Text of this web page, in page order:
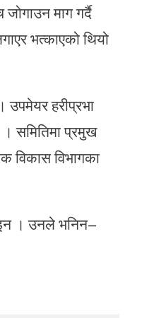
माग गर्दै
भत्काएको थियो
उपमेयर हरीप्रभा
समितिमा प्रमुख
विकास विभागका
। उनले भनिन–